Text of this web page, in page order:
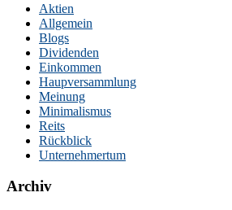
Aktien
Allgemein
Blogs
Dividenden
Einkommen
Haupversammlung
Meinung
Minimalismus
Reits
Rückblick
Unternehmertum
Archiv